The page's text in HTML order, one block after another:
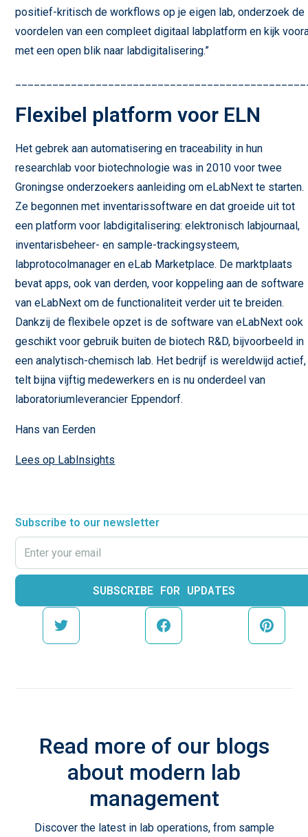
Subscribe to our newsletter
positief-kritisch de workflows op je eigen lab, onderzoek de
voordelen van een compleet digitaal labplatform en kijk
met een open blik naar labdigitalisering.”
Flexibel platform voor ELN
Het gebrek aan automatisering en traceability in hun
researchlab voor biotechnologie was in 2010 voor twee
Groningse onderzoekers aanleiding om eLabNext te starten.
Ze begonnen met inventarissoftware en dat groeide uit tot
een platform voor labdigitalisering: elektronisch labjournaal,
inventarisbeheer- en sample-trackingsysteem,
labprotocolmanager en eLab Marketplace. De marktplaats
bevat apps, ook van derden, voor koppeling aan de software
van eLabNext om de functionaliteit verder uit te breiden.
Dankzij de flexibele opzet is de software van eLabNext ook
geschikt voor gebruik buiten de biotech R&D, bijvoorbeeld in
een analytisch-chemisch lab. Het bedrijf is wereldwijd actief,
telt bijna vijftig medewerkers en is nu onderdeel van
laboratoriumleverancier Eppendorf.
Hans van Eerden
Lees op LabInsights
Read more of our blogs
about modern lab
management
Discover the latest in lab operations, from sample